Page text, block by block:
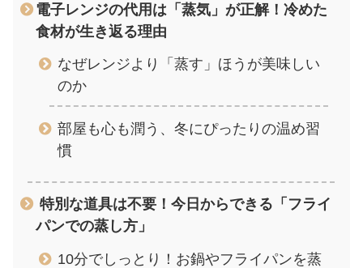
電子レンジの代用は「蒸気」が正解！冷めた
食材が生き返る理由
なぜレンジより「蒸す」ほうが美味しい
のか
部屋も心も潤う、冬にぴったりの温め習
慣
特別な道具は不要！今日からできる「フライ
パンでの蒸し方」
10分でしっとり！お鍋やフライパンを蒸